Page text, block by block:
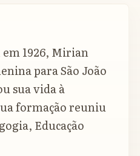
em 1926, Mirian
para São João
sua vida à
formação reuniu
Educação